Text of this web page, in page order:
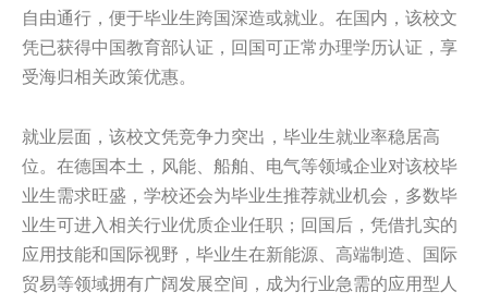
自由通行，便于毕业生跨国深造或就业。在国内，该校文
凭已获得中国教育部认证，回国可正常办理学历认证，享
受海归相关政策优惠。
就业层面，该校文凭竞争力突出，毕业生就业率稳居高
位。在德国本土，风能、船舶、电气等领域企业对该校毕
业生需求旺盛，学校还会为毕业生推荐就业机会，多数毕
业生可进入相关行业优质企业任职；回国后，凭借扎实的
应用技能和国际视野，毕业生在新能源、高端制造、国际
贸易等领域拥有广阔发展空间，成为行业急需的应用型人